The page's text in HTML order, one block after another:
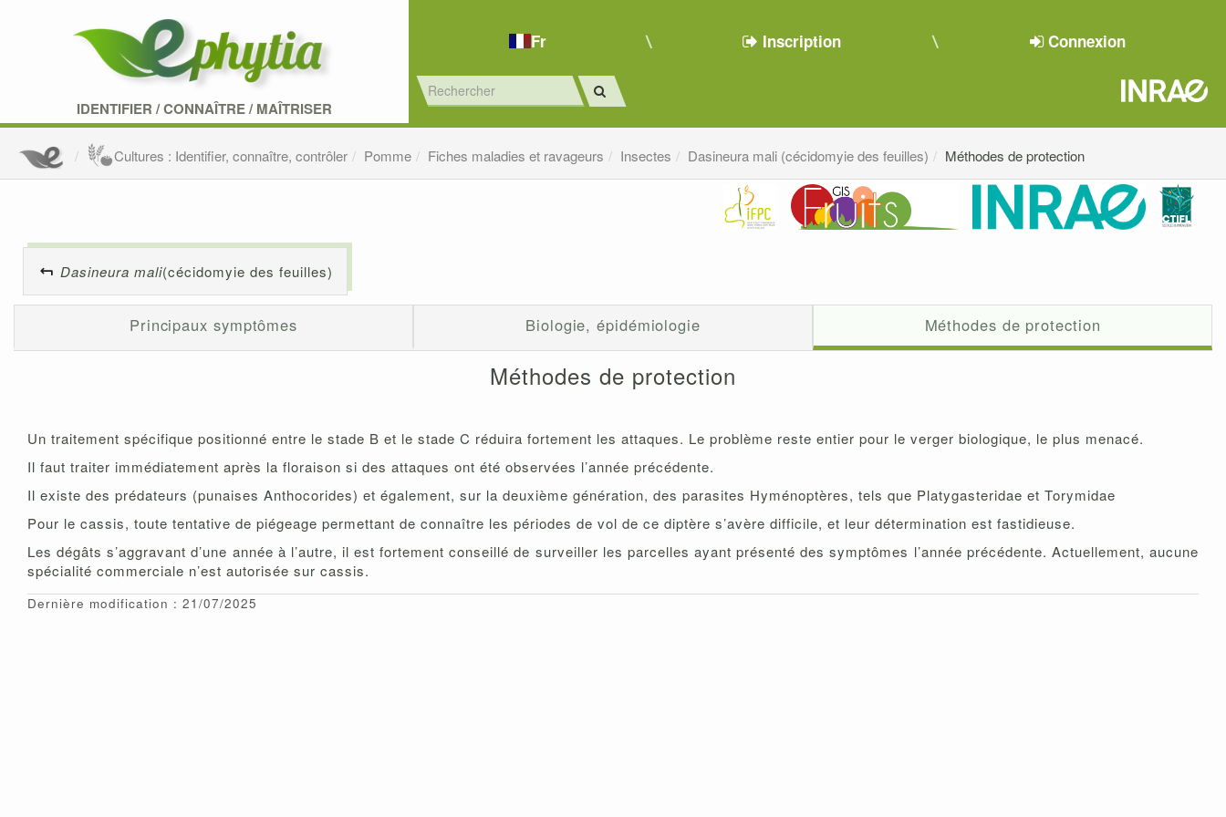
IDENTIFIER /CONNAÎTRE/MAÎTRISER
Fr Inscription Connexion
Cultures : Identifier, connaître, contrôler Pomme Fiches maladies et ravageurs Insectes Dasineura mali (cécidomyie des feuilles) Méthodes de protection
Dasineura mali(cécidomyie des feuilles)
Principaux symptômes Biologie, épidémiologie Méthodes de protection
Méthodes de protection
Un traitement spécifique positionné entre le stade B et le stade C réduira fortement les attaques. Le problème reste entier pour le verger biologique, le plus menacé.
Il faut traiter immédiatement après la floraison si des attaques ont été observées l’année précédente.
Il existe des prédateurs (punaises Anthocorides) et également, sur la deuxième génération, des parasites Hyménoptères, tels que Platygasteridae et Torymidae
Pour le cassis, toute tentative de piégeage permettant de connaître les périodes de vol de ce diptère s’avère difficile, et leur détermination est fastidieuse.
Les dégâts s’aggravant d’une année à l’autre, il est fortement conseillé de surveiller les parcelles ayant présenté des symptômes l’année précédente. Actuellement, aucune
spécialité commerciale n’est autorisée sur cassis.
Dernière modification : 21/07/2025